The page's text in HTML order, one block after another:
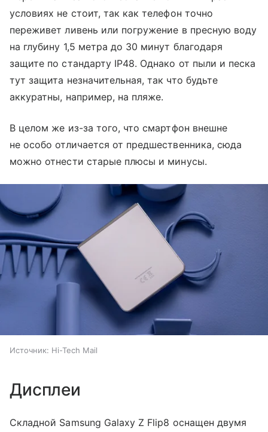
условиях не стоит, так как телефон точно
переживет ливень или погружение в пресную воду
на глубину 1,5 метра до 30 минут благодаря
защите по стандарту IP48. Однако от пыли и песка
тут защита незначительная, так что будьте
аккуратны, например, на пляже.
В целом же из-за того, что смартфон внешне
не особо отличается от предшественника, сюда
можно отнести старые плюсы и минусы.
Источник: Hi-Tech Mail
Дисплеи
Складной Samsung Galaxy Z Flip8 оснащен двумя